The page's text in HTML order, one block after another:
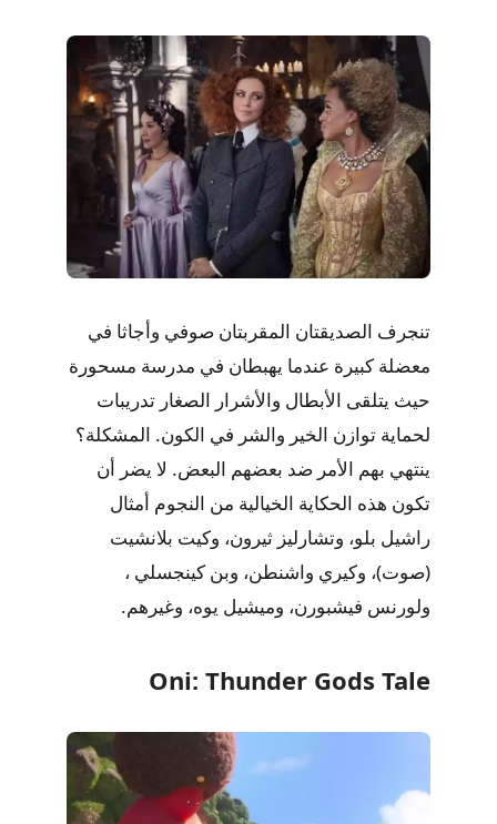
تنجرف الصديقتان المقربتان صوفي وأجاثا في
معضلة كبيرة عندما يهبطان في مدرسة مسحورة
حيث يتلقى الأبطال والأشرار الصغار تدريبات
لحماية توازن الخير والشر في الكون. المشكلة؟
ينتهي بهم الأمر ضد بعضهم البعض. لا يضر أن
تكون هذه الحكاية الخيالية من النجوم أمثال
راشيل بلو، وتشارليز ثيرون، وكيت بلانشيت
(صوت)، وكيري واشنطن، وبن كينجسلي ،
ولورنس فيشبورن، وميشيل يوه، وغيرهم.
Oni: Thunder Gods Tale